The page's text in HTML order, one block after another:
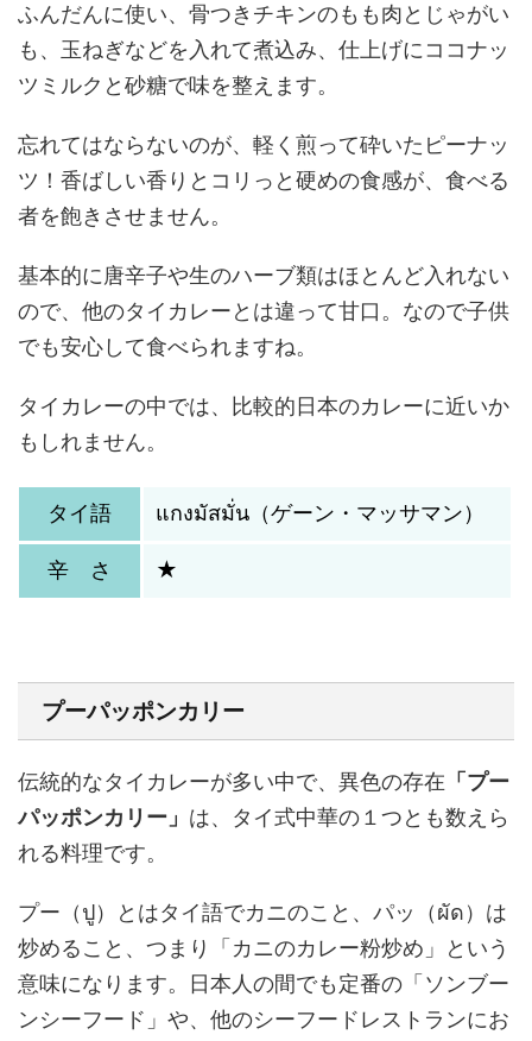
ふんだんに使い、骨つきチキンのもも肉とじゃがい
も、玉ねぎなどを入れて煮込み、仕上げにココナッ
ツミルクと砂糖で味を整えます。
忘れてはならないのが、軽く煎って砕いたピーナッ
ツ！香ばしい香りとコリっと硬めの食感が、食べる
者を飽きさせません。
基本的に唐辛子や生のハーブ類はほとんど入れない
ので、他のタイカレーとは違って甘口。なので子供
でも安心して食べられますね。
タイカレーの中では、比較的日本のカレーに近いか
もしれません。
タイ語 แกงมัสมั่น（ゲーン・マッサマン）
辛 さ ★
プーパッポンカリー
伝統的なタイカレーが多い中で、異色の存在 「プー
パッポンカリー」 は、タイ式中華の１つとも数えら
れる料理です。
プー（ปู）とはタイ語でカニのこと、パッ（ผัด）は
炒めること、つまり「カニのカレー粉炒め」という
意味になります。日本人の間でも定番の「ソンブー
ンシーフード」や、他のシーフードレストランにお